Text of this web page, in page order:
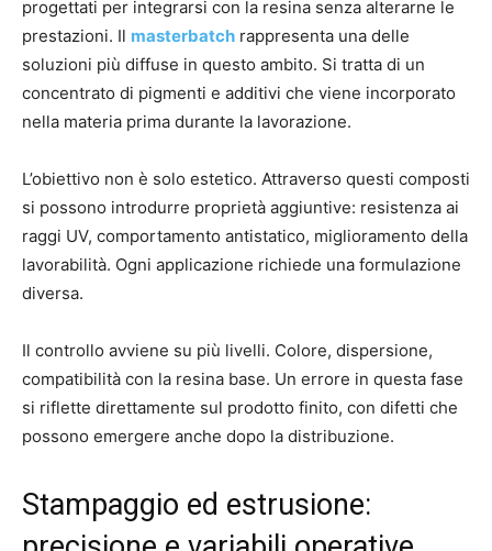
progettati per integrarsi con la resina senza alterarne le
prestazioni. Il masterbatch rappresenta una delle
soluzioni più diffuse in questo ambito. Si tratta di un
concentrato di pigmenti e additivi che viene incorporato
nella materia prima durante la lavorazione.
L’obiettivo non è solo estetico. Attraverso questi composti
si possono introdurre proprietà aggiuntive: resistenza ai
raggi UV, comportamento antistatico, miglioramento della
lavorabilità. Ogni applicazione richiede una formulazione
diversa.
Il controllo avviene su più livelli. Colore, dispersione,
compatibilità con la resina base. Un errore in questa fase
si riflette direttamente sul prodotto finito, con difetti che
possono emergere anche dopo la distribuzione.
Stampaggio ed estrusione: